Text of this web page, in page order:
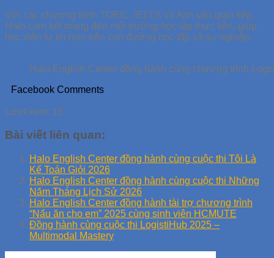
Với các chương trình TOEIC, IELTS và Anh văn giao tiếp,
Halo cam kết mang đến môi trường học tập thực tiễn, giúp
học viên tự tin hơn trên con đường học tập và sự nghiệp.
Halo English Center đồng hành cùng chương trình
Facebook Comments
Lượt xem: 13
Bài viết liên quan:
Halo English Center đồng hành cùng cuộc thi Tôi Là
Kế Toán Giỏi 2026
Halo English Center đồng hành cùng cuộc thi Những
Năm Tháng Lịch Sử 2026
Halo English Center đồng hành tài trợ chương trình
“Nấu ăn cho em” 2025 cùng sinh viên HCMUTE
Đồng hành cùng cuộc thi LogistiHub 2025 –
Multimodal Mastery